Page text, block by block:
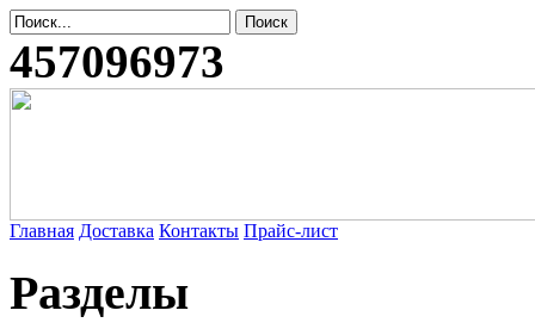
457096973
Главная Доставка Контакты Прайс-лист
Разделы